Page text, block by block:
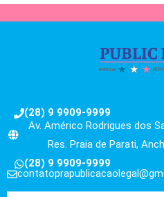
(28) 9 9909-9999
Av. Américo Rodrigues dos
Res. Praia de Parati,
(28) 9 9909-9999